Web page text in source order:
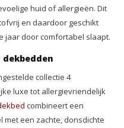
huid of allergieën. Dit
en daardoor geschikt
jaar door comfortabel slaapt.
dekbedden
collectie 4
luxe tot allergievriendelijk
combineert een
een zachte, donsdichte